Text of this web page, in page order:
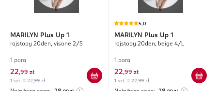
MARILYN Plus Up 1
rajstopy 20den, visone 2/S
1 para
22,99 zł
1 szt. = 22,99 zł
5,0
MARILYN Plus Up 1
rajstopy 20den, beige 4/L
1 para
22,99 zł
1 szt. = 22,99 zł